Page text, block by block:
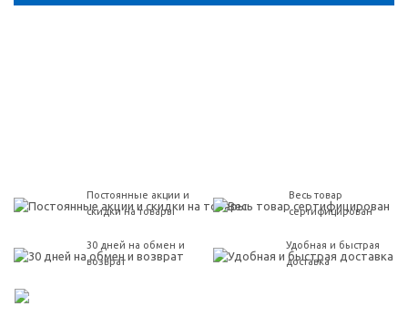
Постоянные акции и
скидки на товары
Весь товар
сертифицирован
30 дней на обмен и
возврат
Удобная и быстрая
доставка